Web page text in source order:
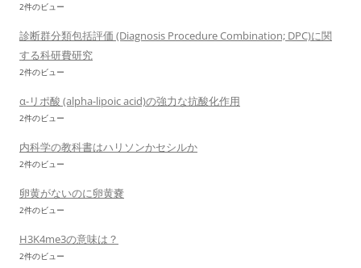
2件のビュー
診断群分類包括評価 (Diagnosis Procedure Combination; DPC)に関
する科研費研究
2件のビュー
α-リポ酸 (alpha-lipoic acid)の強力な抗酸化作用
2件のビュー
内科学の教科書はハリソンかセシルか
2件のビュー
卵黄がないのに卵黄嚢
2件のビュー
H3K4me3の意味は？
2件のビュー